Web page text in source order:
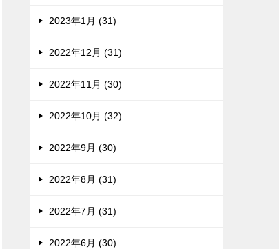
2023年1月 (31)
2022年12月 (31)
2022年11月 (30)
2022年10月 (32)
2022年9月 (30)
2022年8月 (31)
2022年7月 (31)
2022年6月 (30)